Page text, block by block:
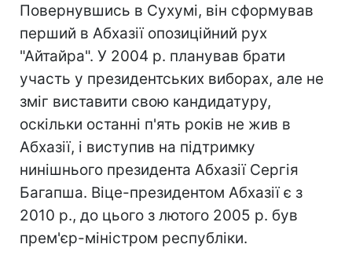
Повернувшись в Сухумі, він сформував
перший в Абхазії опозиційний рух
"Айтайра". У 2004 р. планував брати
участь у президентських виборах, але не
зміг виставити свою кандидатуру,
оскільки останні п'ять років не жив в
Абхазії, і виступив на підтримку
нинішнього президента Абхазії Сергія
Багапша. Віце-президентом Абхазії є з
2010 р., до цього з лютого 2005 р. був
прем'єр-міністром республіки.